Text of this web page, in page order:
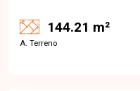
144.21 m²
A. Terreno